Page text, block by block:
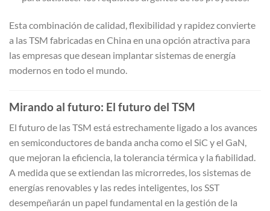
Esta combinación de calidad, flexibilidad y rapidez convierte
a las TSM fabricadas en China en una opción atractiva para
las empresas que desean implantar sistemas de energía
modernos en todo el mundo.
Mirando al futuro: El futuro del TSM
El futuro de las TSM está estrechamente ligado a los avances
en semiconductores de banda ancha como el SiC y el GaN,
que mejoran la eficiencia, la tolerancia térmica y la fiabilidad.
A medida que se extiendan las microrredes, los sistemas de
energías renovables y las redes inteligentes, los SST
desempeñarán un papel fundamental en la gestión de la